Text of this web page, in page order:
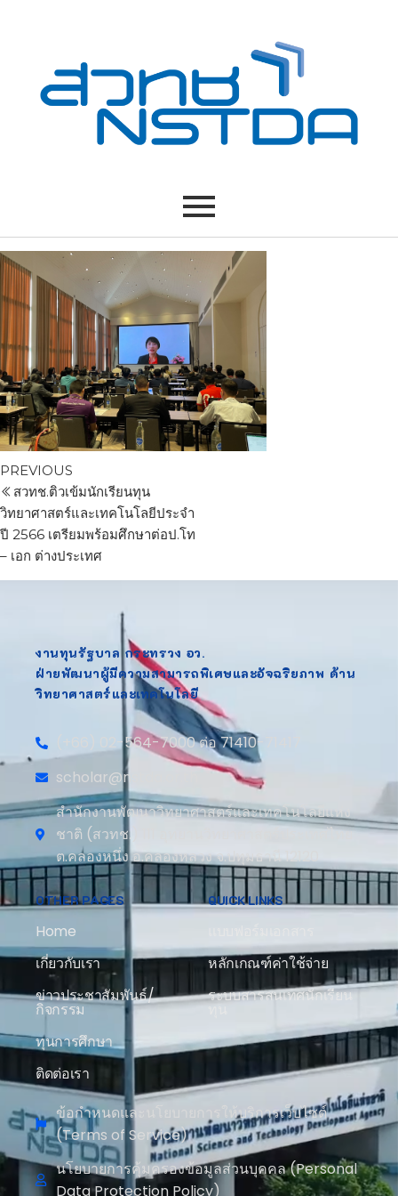
PREVIOUS
สวทช.ติวเข้มนักเรียนทุน
วิทยาศาสตร์และเทคโนโลยีประจำ
ปี 2566 เตรียมพร้อมศึกษาต่อป.โท
– เอก ต่างประเทศ
งานทุนรัฐบาล กระทรวง อว.
ฝ่ายพัฒนาผู้มีความสามารถพิเศษและอัจฉริยภาพ ด้าน
วิทยาศาสตร์และเทคโนโลยี
(+66) 02-564-7000 ต่อ 71410-71417
scholar@nstda.or.th
สำนักงานพัฒนาวิทยาศาสตร์และเทคโนโลยีแห่ง
ชาติ (สวทช.) 111 อุทยานวิทยาศาสตร์ประเทศไทย
ต.คลองหนึ่ง อ.คลองหลวง จ.ปทุมธานี 12120
OTHER PAGES
Home
เกี่ยวกับเรา
ข่าวประชาสัมพันธ์/
กิจกรรม
ทุนการศึกษา
ติดต่อเรา
QUICK LINKS
หลักเกณฑ์ค่าใช้จ่าย
ระบบสารสนเทศนักเรียน
ทุน
ข้อกำหนดและนโยบายการให้บริการเว็บไซต์
(Terms of Service)
นโยบายการคุ้มครองข้อมูลส่วนบุคคล (Personal
Data Protection Policy)